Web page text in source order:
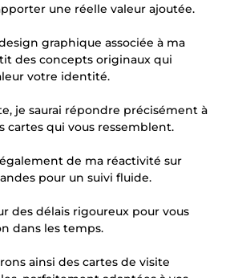
une réelle valeur ajoutée.
graphique associée à ma
des concepts originaux qui
votre identité.
je saurai répondre précisément à
cartes qui vous ressemblent.
de ma réactivité sur
pour un suivi fluide.
des délais rigoureux pour vous
dans les temps.
ainsi des cartes de visite